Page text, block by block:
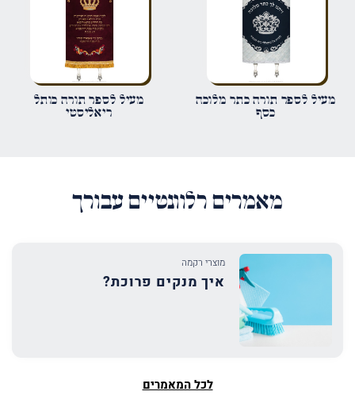
שמור בדפדפן זה את השם, האימייל והאתר שלי לפעם הבאה שאגיב.
מעיל לספר תורה כתר מלוכה
כסף
מעיל לספר תורה כותל
ריאליסטי
מאמרים רלוונטיים עבורך
מוצרי רקמה
איך מנקים פרוכת?
לכל המאמרים